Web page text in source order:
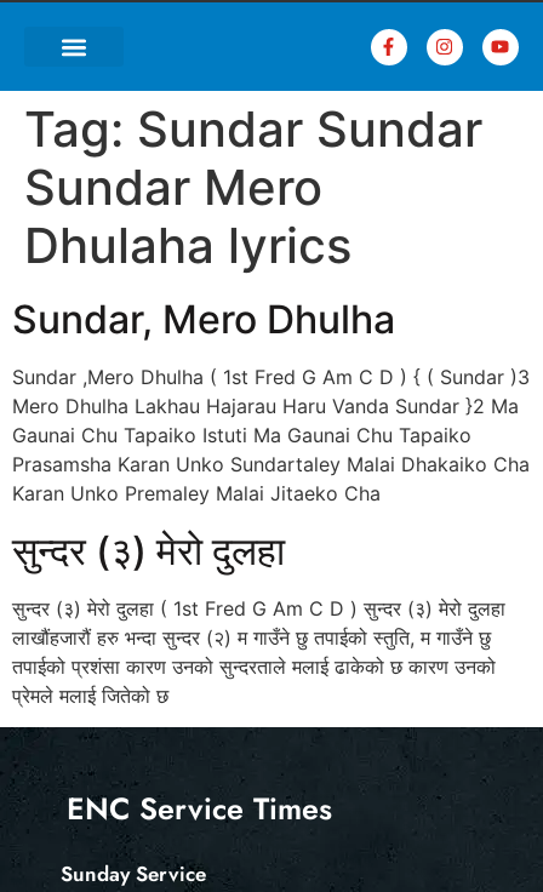
Tag: Sundar Sundar
Sundar Mero
Dhulaha lyrics
Sundar, Mero Dhulha
Sundar ,Mero Dhulha ( 1st Fred G Am C D ) { ( Sundar )3
Mero Dhulha Lakhau Hajarau Haru Vanda Sundar }2 Ma
Gaunai Chu Tapaiko Istuti Ma Gaunai Chu Tapaiko
Prasamsha Karan Unko Sundartaley Malai Dhakaiko Cha
Karan Unko Premaley Malai Jitaeko Cha
सुन्दर (३) मेरो दुलहा
सुन्दर (३) मेरो दुलहा ( 1st Fred G Am C D ) सुन्दर (३) मेरो दुलहा
लाखौंहजारौं हरु भन्दा सुन्दर (२) म गाउँने छु तपाईको स्तुति, म गाउँने छु
तपाईको प्रशंसा कारण उनको सुन्दरताले मलाई ढाकेको छ कारण उनको
प्रेमले मलाई जितेको छ
ENC Service Times
Sunday Service